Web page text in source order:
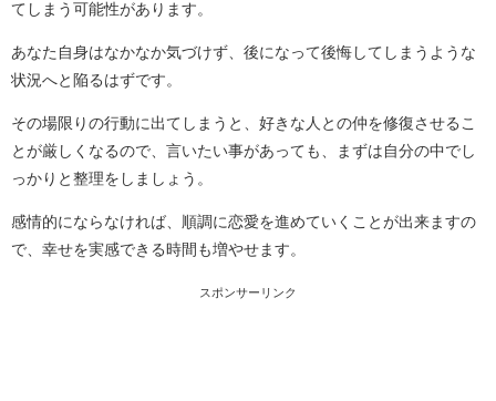
てしまう可能性があります。
あなた自身はなかなか気づけず、後になって後悔してしまうような
状況へと陥るはずです。
その場限りの行動に出てしまうと、好きな人との仲を修復させるこ
とが厳しくなるので、言いたい事があっても、まずは自分の中でし
っかりと整理をしましょう。
感情的にならなければ、順調に恋愛を進めていくことが出来ますの
で、幸せを実感できる時間も増やせます。
スポンサーリンク